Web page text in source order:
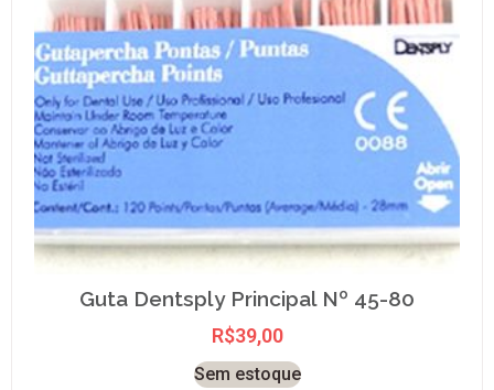
Guta Dentsply Principal Nº 45-80
R$39,00
Sem estoque